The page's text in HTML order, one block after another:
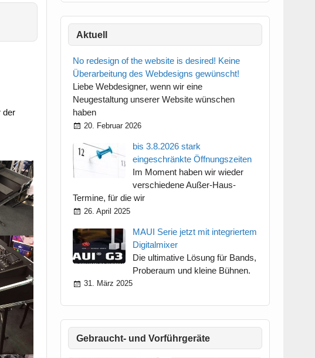
der
Aktuell
No redesign of the website is desired! Keine
Überarbeitung des Webdesigns gewünscht!
Liebe Webdesigner, wenn wir eine
Neugestaltung unserer Website wünschen
haben
20. Februar 2026
bis 3.8.2026 stark
eingeschränkte Öffnungszeiten
Im Moment haben wir wieder
verschiedene Außer-Haus-
Termine, für die wir
26. April 2025
MAUI Serie jetzt mit integriertem
Digitalmixer
Die ultimative Lösung für Bands,
Proberaum und kleine Bühnen.
31. März 2025
Gebraucht- und Vorführgeräte